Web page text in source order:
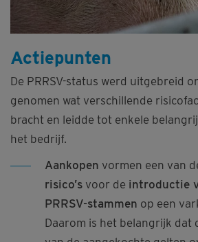
Actiepunten
De PRRSV-status werd uitgebreid
genomen wat verschillende
bracht en leidde tot enkele
het bedrijf.
Aankopen vormen een van
risico’s voor de introductie
PRRSV-stammen op een
Daarom is het belangrijk dat